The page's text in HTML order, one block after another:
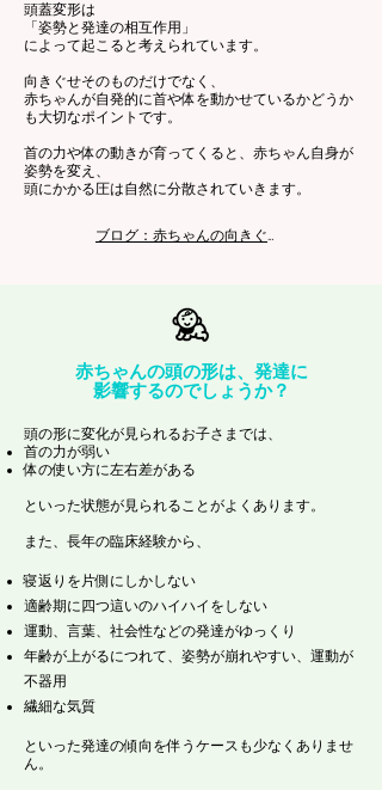
頭蓋変形は
「姿勢と発達の相互作用」
によって起こると考えられています。
向きぐせそのものだけでなく、
赤ちゃんが自発的に首や体を動かせているかどうか
も大切なポイントです。
首の力や体の動きが育ってくると、赤ちゃん自身が
姿勢を変え、
頭にかかる圧は自然に分散されていきます。
ブログ：赤ちゃんの向きぐせと頭の形
赤ちゃんの頭の形は、発達に
影響するのでしょうか？
頭の形に変化が見られるお子さまでは、
首の力が弱い
体の使い方に左右差がある
といった状態が見られることがよくあります。
また、長年の臨床経験から、
寝返りを片側にしかしない
適齢期に四つ這いのハイハイをしない
運動、言葉、社会性などの発達がゆっくり
年齢が上がるにつれて、姿勢が崩れやすい、運動が
不器用
​繊細な気質
といった発達の傾向を伴うケースも少なくありませ
ん。